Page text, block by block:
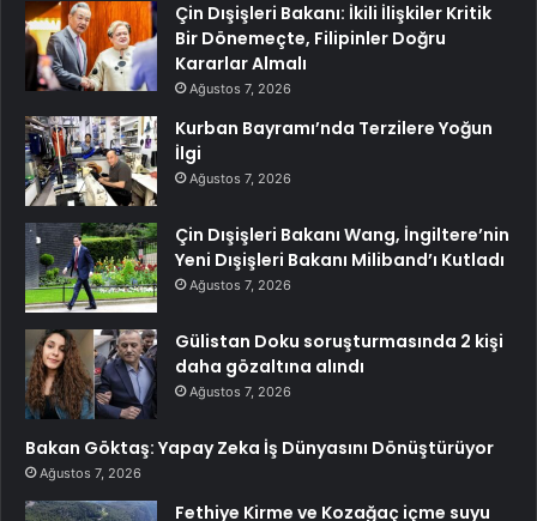
Çin Dışişleri Bakanı: İkili İlişkiler Kritik
Bir Dönemeçte, Filipinler Doğru
Kararlar Almalı
Ağustos 7, 2026
Kurban Bayramı’nda Terzilere Yoğun
İlgi
Ağustos 7, 2026
Çin Dışişleri Bakanı Wang, İngiltere’nin
Yeni Dışişleri Bakanı Miliband’ı Kutladı
Ağustos 7, 2026
Gülistan Doku soruşturmasında 2 kişi
daha gözaltına alındı
Ağustos 7, 2026
Bakan Göktaş: Yapay Zeka İş Dünyasını Dönüştürüyor
Ağustos 7, 2026
Fethiye Kirme ve Kozağaç içme suyu